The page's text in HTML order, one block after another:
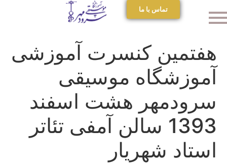
تماس با ما
هفتمین کنسرت آموزشی
آموزشگاه موسیقی
سرودمهر هشت اسفند
1393 سالن آمفی تئاتر
استاد شهریار